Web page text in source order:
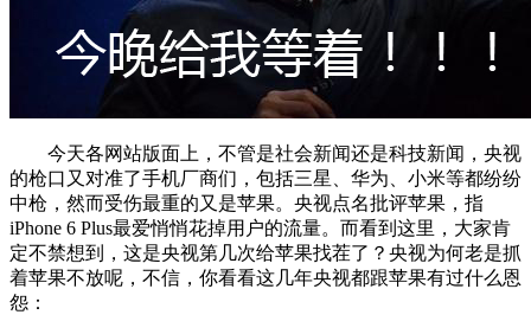
今天各网站版面上，不管是社会新闻还是科技新闻，央视
的枪口又对准了手机厂商们，包括三星、华为、小米等都纷纷
中枪，然而受伤最重的又是苹果。央视点名批评苹果，指
iPhone 6 Plus最爱悄悄花掉用户的流量。而看到这里，大家肯
定不禁想到，这是央视第几次给苹果找茬了？央视为何老是抓
着苹果不放呢，不信，你看看这几年央视都跟苹果有过什么恩
怨：